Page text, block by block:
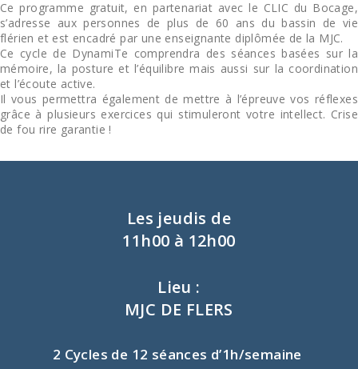
publication :
Ce programme gratuit, en partenariat avec le CLIC du Bocage,
s’adresse aux personnes de plus de 60 ans du bassin de vie
flérien et est encadré par une enseignante diplômée de la MJC.
Ce cycle de DynamiTe comprendra des séances basées sur la
mémoire, la posture et l’équilibre mais aussi sur la coordination
et l’écoute active.
Il vous permettra également de mettre à l’épreuve vos réflexes
grâce à plusieurs exercices qui stimuleront votre intellect. Crise
de fou rire garantie !
Les jeudis de
11h00 à 12h00
Lieu :
MJC DE FLERS
2 Cycles de 12 séances d’1h/semaine